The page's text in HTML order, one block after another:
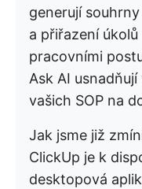
generují
a přiřazení úkolů
pracovními
Ask AI
vašich SOP na
Jak jsme již
ClickUp je k
desktopová